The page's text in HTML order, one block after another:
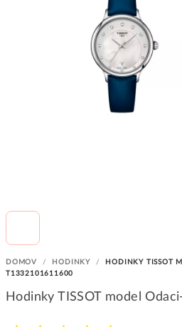
DOMOV / HODINKY /
HODINKY TISSOT
T1332101611600
Hodinky TISSOT model